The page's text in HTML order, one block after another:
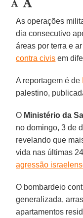
As operações
dia consecutivo
áreas por terra e
contra civis em
A reportagem é de
palestino,
O Ministério da
no domingo, 3 de
revelando que
vida nas últimas
agressão
O bombardeio
generalizada,
apartamentos